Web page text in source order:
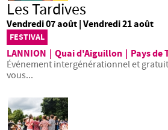
Les Tardives
Vendredi 07 août | Vendredi 21 août
FESTIVAL
LANNION Quai d'Aiguillon
Pays de
Événement intergénérationnel et
vous...